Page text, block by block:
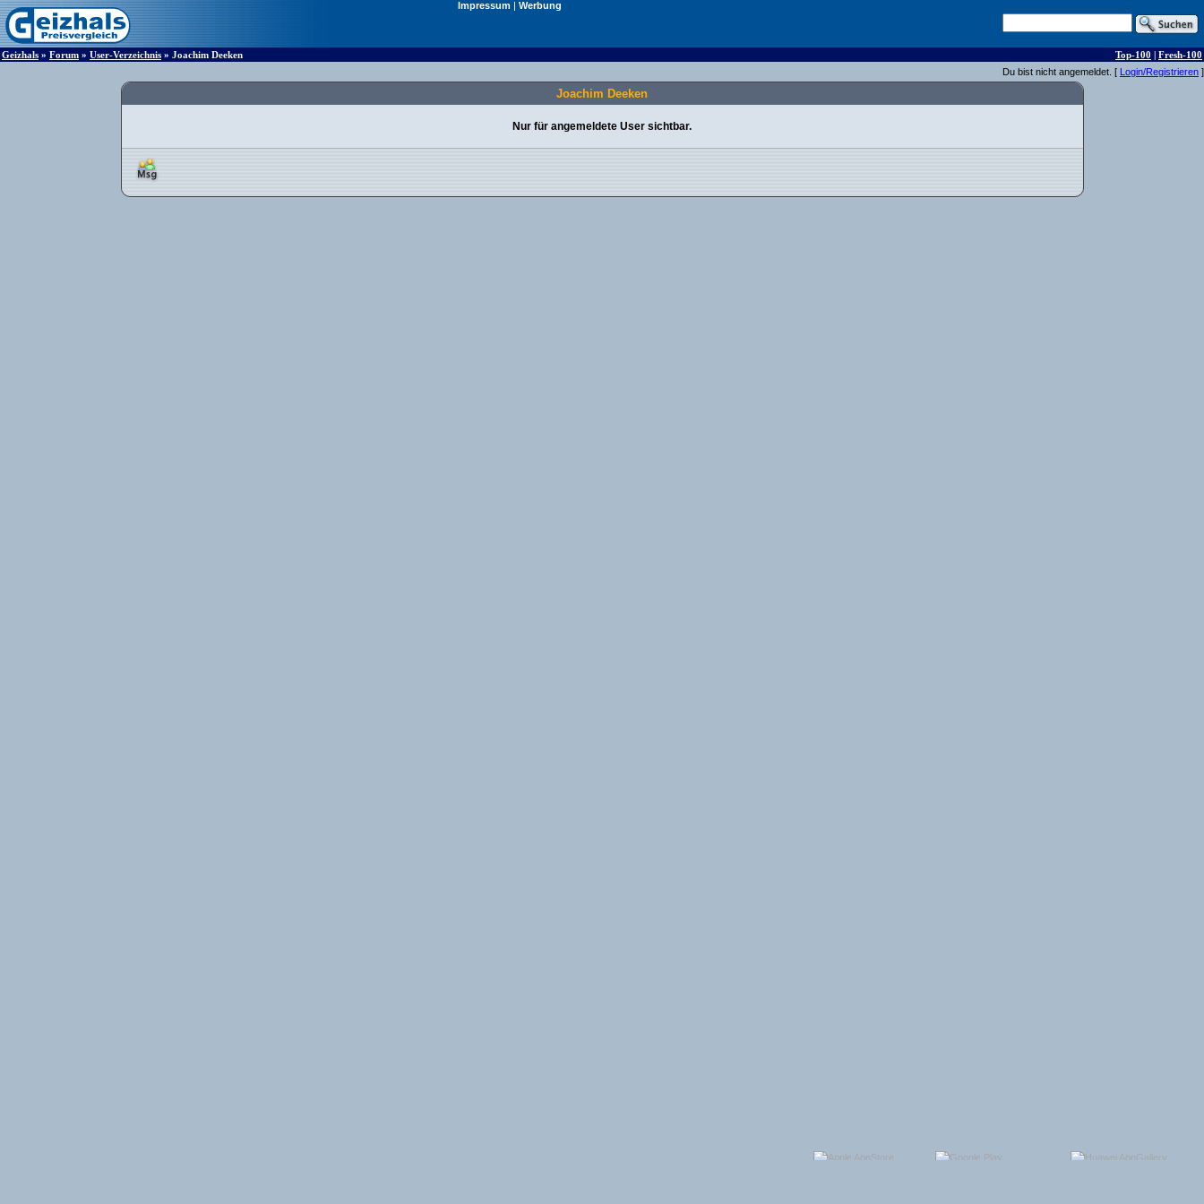
Impressum| Werbung
Geizhals » Forum » User-Verzeichnis » Joachim Deeken Top-100 | Fresh-100
Du bist nicht angemeldet. [ Login/Registrieren ]
Joachim Deeken
Nur für angemeldete User sichtbar.